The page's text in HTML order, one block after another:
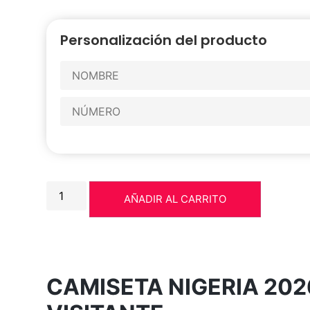
Personalización del producto
AÑADIR AL CARRITO
CAMISETA NIGERIA